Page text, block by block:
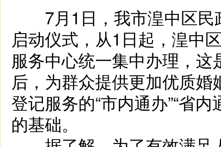
7月1日，我市湟中区民
启动仪式，从1日起，湟中
服务中心统一集中办理，
后，为群众提供更加优质
登记服务的“市内通办”“省
的基础。